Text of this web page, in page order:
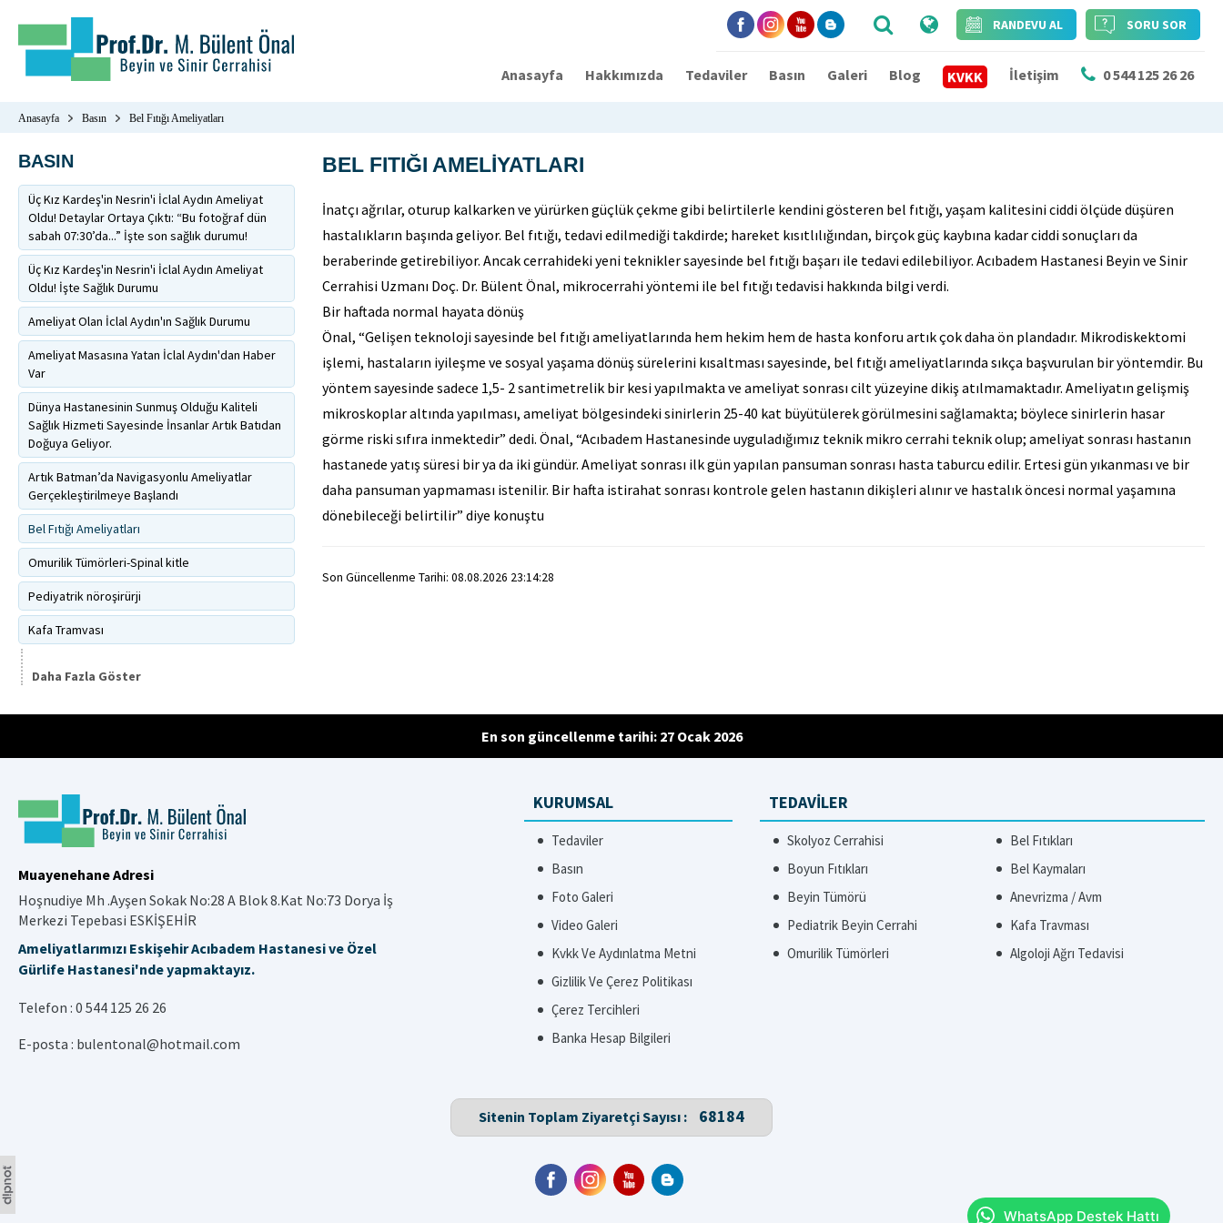
SORU SOR
RANDEVU AL
Anasayfa Hakkımızda Tedaviler Basın Galeri Blog KVKK İletişim 0 544 125 26 26
Anasayfa Basın Bel Fıtığı Ameliyatları
BASIN
Üç Kız Kardeş'in Nesrin'i İclal Aydın Ameliyat
Oldu! Detaylar Ortaya Çıktı: “Bu fotoğraf dün
sabah 07:30’da...” İşte son sağlık durumu!
Üç Kız Kardeş'in Nesrin'i İclal Aydın Ameliyat
Oldu! İşte Sağlık Durumu
Ameliyat Olan İclal Aydın'ın Sağlık Durumu
Ameliyat Masasına Yatan İclal Aydın'dan Haber
Var
Dünya Hastanesinin Sunmuş Olduğu Kaliteli
Sağlık Hizmeti Sayesinde İnsanlar Artık Batıdan
Doğuya Geliyor.
Artık Batman’da Navigasyonlu Ameliyatlar
Gerçekleştirilmeye Başlandı
Bel Fıtığı Ameliyatları
Omurilik Tümörleri-Spinal kitle
Pediyatrik nöroşirürji
Kafa Tramvası
Daha Fazla Göster
BEL FITIĞI AMELİYATLARI
İnatçı ağrılar, oturup kalkarken ve yürürken güçlük çekme gibi belirtilerle kendini gösteren bel fıtığı, yaşam kalitesini ciddi ölçüde düşüren
hastalıkların başında geliyor. Bel fıtığı, tedavi edilmediği takdirde; hareket kısıtlılığından, birçok güç kaybına kadar ciddi sonuçları da
beraberinde getirebiliyor. Ancak cerrahideki yeni teknikler sayesinde bel fıtığı başarı ile tedavi edilebiliyor. Acıbadem Hastanesi Beyin ve Sinir
Cerrahisi Uzmanı Doç. Dr. Bülent Önal, mikrocerrahi yöntemi ile bel fıtığı tedavisi hakkında bilgi verdi.
Bir haftada normal hayata dönüş
Önal, “Gelişen teknoloji sayesinde bel fıtığı ameliyatlarında hem hekim hem de hasta konforu artık çok daha ön plandadır. Mikrodiskektomi
işlemi, hastaların iyileşme ve sosyal yaşama dönüş sürelerini kısaltması sayesinde, bel fıtığı ameliyatlarında sıkça başvurulan bir yöntemdir. Bu
yöntem sayesinde sadece 1,5- 2 santimetrelik bir kesi yapılmakta ve ameliyat sonrası cilt yüzeyine dikiş atılmamaktadır. Ameliyatın gelişmiş
mikroskoplar altında yapılması, ameliyat bölgesindeki sinirlerin 25-40 kat büyütülerek görülmesini sağlamakta; böylece sinirlerin hasar
görme riski sıfıra inmektedir” dedi. Önal, “Acıbadem Hastanesinde uyguladığımız teknik mikro cerrahi teknik olup; ameliyat sonrası hastanın
hastanede yatış süresi bir ya da iki gündür. Ameliyat sonrası ilk gün yapılan pansuman sonrası hasta taburcu edilir. Ertesi gün yıkanması ve bir
daha pansuman yapmaması istenilir. Bir hafta istirahat sonrası kontrole gelen hastanın dikişleri alınır ve hastalık öncesi normal yaşamına
dönebileceği belirtilir” diye konuştu
Son Güncellenme Tarihi: 08.08.2026 23:14:28
En son güncellenme tarihi: 27 Ocak 2026
Muayenehane Adresi
Hoşnudiye Mh .Ayşen Sokak No:28 A Blok 8.Kat No:73 Dorya İş
Merkezi Tepebasi ESKİŞEHİR
Ameliyatlarımızı Eskişehir Acıbadem Hastanesi ve Özel
Gürlife Hastanesi'nde yapmaktayız.
Telefon : 0 544 125 26 26
E-posta : bulentonal@hotmail.com
KURUMSAL
Tedaviler
Basın
Foto Galeri
Video Galeri
Kvkk Ve Aydınlatma Metni
Gizlilik Ve Çerez Politikası
Çerez Tercihleri
Banka Hesap Bilgileri
TEDAVİLER
Skolyoz Cerrahisi
Bel Fıtıkları
Boyun Fıtıkları
Bel Kaymaları
Beyin Tümörü
Anevrizma / Avm
Pediatrik Beyin Cerrahi
Kafa Travması
Omurilik Tümörleri
Algoloji Ağrı Tedavisi
Sitenin Toplam Ziyaretçi Sayısı : 68184
WhatsApp Destek Hattı